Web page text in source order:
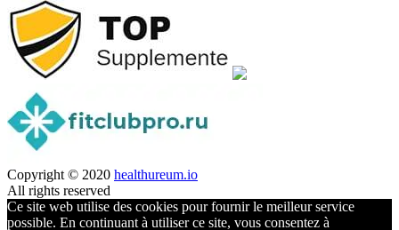
Copyright © 2020 healthureum.io
All rights reserved
Ce site web utilise des cookies pour fournir le meilleur service
possible. En continuant à utiliser ce site, vous consentez à